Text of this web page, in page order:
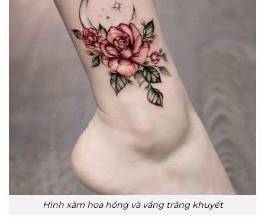
Hình xăm hoa hồng và vầng trăng khuyết